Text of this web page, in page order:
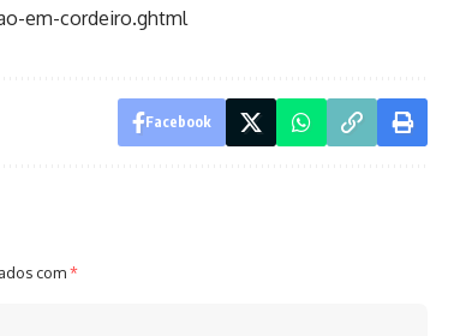
em-cordeiro.ghtml
Facebook
com*